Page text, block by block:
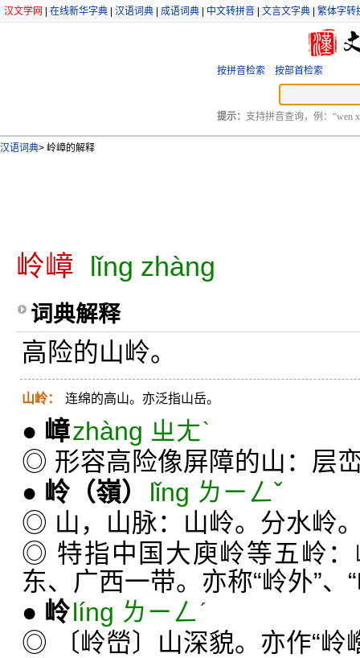
汉文学网 在线新华字典 汉语词典 成语词典 中文转拼音 文言文字典 繁体字转
按拼音检索 按部首检索
提示： 支持拼音查询，例：“wen
汉语词典> 岭嶂的解释
岭嶂 lǐng zhàng
词典解释
高险的山岭。
山岭： 连绵的高山。亦泛指山岳。
● 嶂zhàng ㄓㄤˋ
◎ 形容高险像屏障的山：层
● 岭 （嶺）
lǐng ㄌㄧㄥˇ
◎ 山，山脉：山岭。分水岭
◎ 特指中国大庾岭等五岭
东、广西一带。亦称“岭外”、
● 岭líng ㄌㄧㄥˊ
◎ 〔岭嵤〕山深貌。亦作“岭